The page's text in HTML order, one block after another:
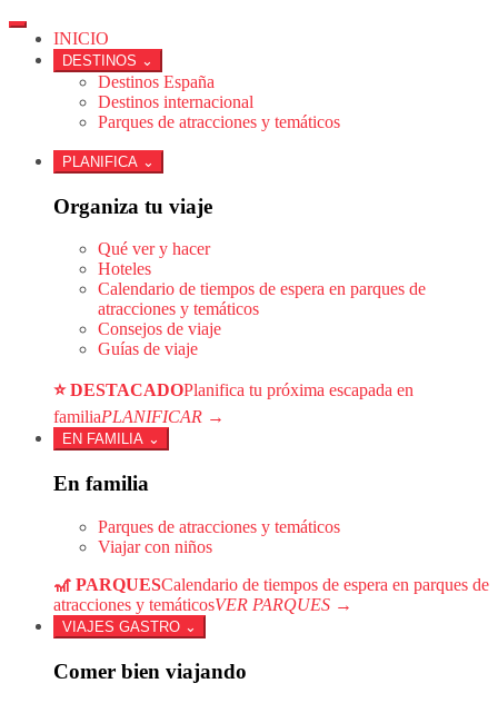
INICIO
DESTINOS ⌄
Destinos España
Destinos internacional
Parques de atracciones y temáticos
PLANIFICA ⌄
Organiza tu viaje
Qué ver y hacer
Hoteles
Calendario de tiempos de espera en parques de
atracciones y temáticos
Consejos de viaje
Guías de viaje
⭐ DESTACADOPlanifica tu próxima escapada en
familiaPLANIFICAR →
EN FAMILIA ⌄
En familia
Parques de atracciones y temáticos
Viajar con niños
🎢 PARQUESCalendario de tiempos de espera en parques de
atracciones y temáticosVER PARQUES →
VIAJES GASTRO ⌄
Comer bien viajando